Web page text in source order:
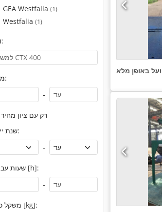
GEA Westfalia (1)
Westfalia (1)
דגם:
מחיר:
-
רק עם ציון מחיר
שנת ייצור:
-
שעות עבודה [h]:
-
משקל כולל [kg]:
באופן מלא